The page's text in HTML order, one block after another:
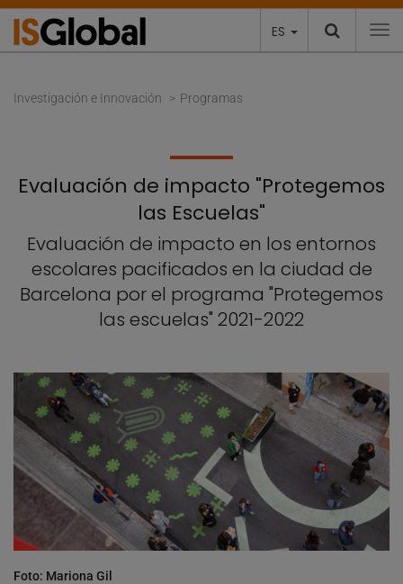
ES
Investigación e Innovación Programas
Evaluación de impacto "Protegemos
las Escuelas"
Evaluación de impacto en los entornos
escolares pacificados en la ciudad de
Barcelona por el programa "Protegemos
las escuelas" 2021-2022
Foto: Mariona Gil